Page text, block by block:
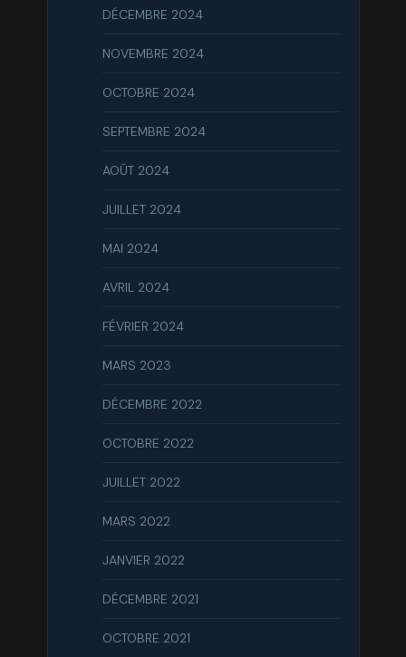
DÉCEMBRE 2024
NOVEMBRE 2024
OCTOBRE 2024
SEPTEMBRE 2024
AOÛT 2024
JUILLET 2024
MAI 2024
AVRIL 2024
FÉVRIER 2024
MARS 2023
DÉCEMBRE 2022
OCTOBRE 2022
JUILLET 2022
MARS 2022
JANVIER 2022
DÉCEMBRE 2021
OCTOBRE 2021